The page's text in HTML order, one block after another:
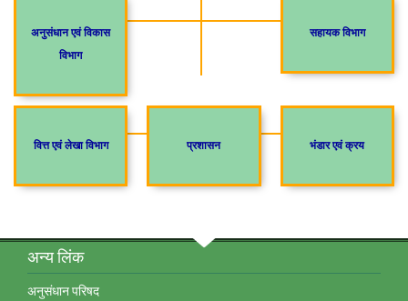
अनुसंधान एवं विकास
विभाग
सहायक विभाग
वित्त एवं लेखा विभाग प्रशासन भंडार एवं क्रय
अन्‍य लिंक
अनुसंधान परिषद